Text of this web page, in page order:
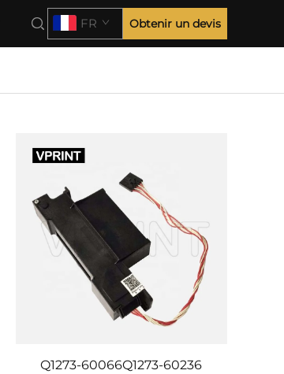
FR Obtenir un devis
Q1273-60066Q1273-60236